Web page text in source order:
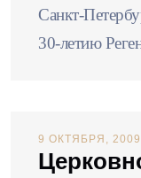
Санкт-
30-летию
9 ОКТЯБРЯ, 2009